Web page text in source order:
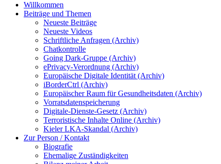
Willkommen
Beiträge und Themen
Neueste Beiträge
Neueste Videos
Schriftliche Anfragen (Archiv)
Chatkontrolle
Going Dark-Gruppe (Archiv)
ePrivacy-Verordnung (Archiv)
Europäische Digitale Identität (Archiv)
iBorderCtrl (Archiv)
Europäischer Raum für Gesundheitsdaten (Archiv)
Vorratsdatenspeicherung
Digitale-Dienste-Gesetz (Archiv)
Terroristische Inhalte Online (Archiv)
Kieler LKA-Skandal (Archiv)
Zur Person / Kontakt
Biografie
Ehemalige Zuständigkeiten